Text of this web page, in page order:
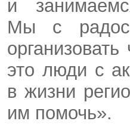
и
Мы с
это люди с
в жизни
им помочь».